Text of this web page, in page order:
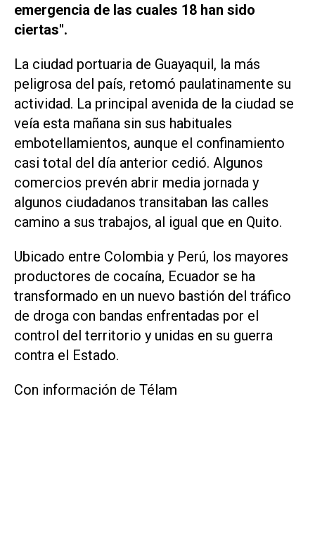
emergencia de las cuales 18 han sido
ciertas".
La ciudad portuaria de Guayaquil, la más
peligrosa del país, retomó paulatinamente su
actividad. La principal avenida de la ciudad se
veía esta mañana sin sus habituales
embotellamientos, aunque el confinamiento
casi total del día anterior cedió. Algunos
comercios prevén abrir media jornada y
algunos ciudadanos transitaban las calles
camino a sus trabajos, al igual que en Quito.
Ubicado entre Colombia y Perú, los mayores
productores de cocaína, Ecuador se ha
transformado en un nuevo bastión del tráfico
de droga con bandas enfrentadas por el
control del territorio y unidas en su guerra
contra el Estado.
Con información de Télam